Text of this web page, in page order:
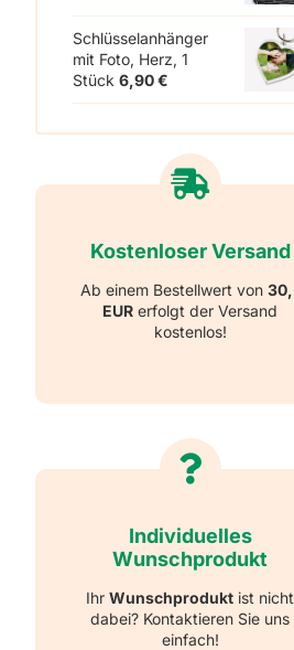
Schlüsselanhänger
mit Foto, Herz, 1
Stück 6,90€
Kostenloser Versand
Ab einem Bestellwert von
EUR erfolgt der Versand
kostenlos!
Individuelles
Wunschprodukt
IhrWunschprodukt ist nicht
dabei? Kontaktieren Sie uns
einfach!